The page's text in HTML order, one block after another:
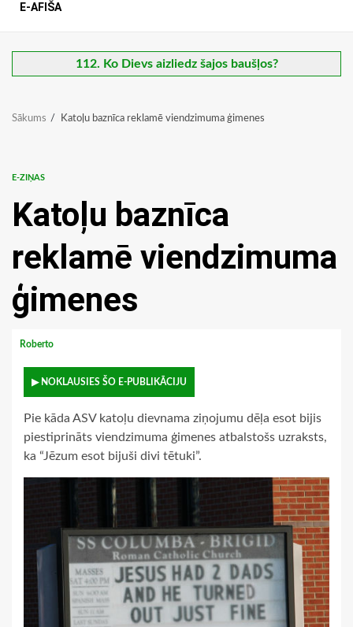
E-AFIŠA
112. Ko Dievs aizliedz šajos baušļos?
Sākums Katoļu baznīca reklamē viendzimuma ģimenes
E-ZIŅAS
Katoļu baznīca
reklamē viendzimuma
ģimenes
Roberto
▶ NOKLAUSIES ŠO E-PUBLIKĀCIJU
Pie kāda ASV katoļu dievnama ziņojumu dēļa esot bijis
piestiprināts viendzimuma ģimenes atbalstošs uzraksts,
ka “Jēzum esot bijuši divi tētuki”.